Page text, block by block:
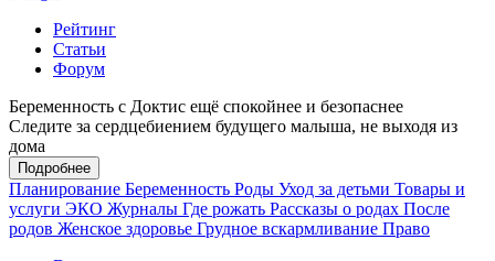
Рейтинг
Статьи
Форум
Беременность с Доктис ещё спокойнее и безопаснее
Следите за сердцебиением будущего малыша, не выходя из
дома
Подробнее
Планирование Беременность Роды Уход за детьми Товары и
услуги ЭКО Журналы Где рожать Рассказы о родах После
родов Женское здоровье Грудное вскармливание Право